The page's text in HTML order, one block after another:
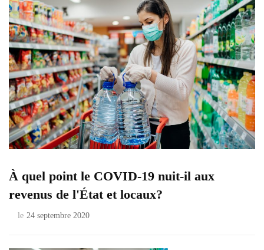
À quel point le COVID-19 nuit-il aux
revenus de l'État et locaux?
le 24 septembre 2020